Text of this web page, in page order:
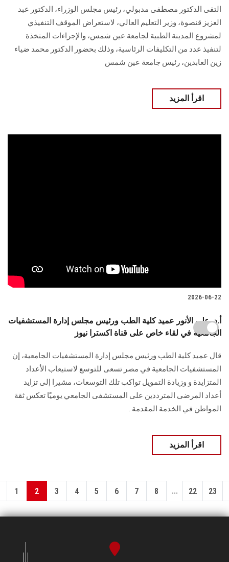
التقى الدكتور مصطفى مدبولي، رئيس مجلس الوزراء، الدكتور عبد
العزيز قنصوة، وزير التعليم العالي، لاستعراض الموقف التنفيذي
لمشروع المدينة الطبية لجامعة عين شمس، والإجراءات المتخذة
لتنفيذ عدد من التكليفات الرئاسية، وذلك بحضور الدكتور محمد ضياء
زين العابدين، رئيس جامعة عين شمس
اقرأ المزيد
2026-06-22
أ.د. علي الأنور عميد كلية الطب ورئيس مجلس إدارة المستشفيات
الجامعية في لقاء خاص على قناة اكسترا نيوز
قال عميد كلية الطب ورئيس مجلس إدارة المستشفيات الجامعية، إن
المستشفيات الجامعية في مصر تسعى للتوسع لاستيعاب الأعداد
المتزايدة و وزيادة التمويل تواكب تلك التوسعات، مشيرا إلى تزايد
أعداد المرضى المترددين على المستشفى الجامعي يوميًا تعكس ثقة
المواطن في الخدمة المقدمة .
اقرأ المزيد
1 2 3 4 5 6 7 8 ... 22 23